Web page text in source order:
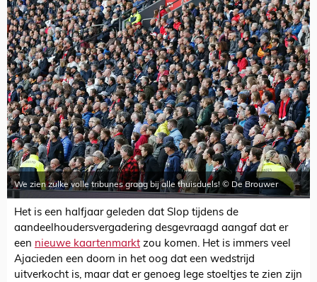
We zien zulke volle tribunes graag bij alle thuisduels! © De Brouwer
Het is een halfjaar geleden dat Slop tijdens de
aandeelhoudersvergadering desgevraagd aangaf dat er
een nieuwe kaartenmarkt zou komen. Het is immers veel
Ajacieden een doorn in het oog dat een wedstrijd
uitverkocht is, maar dat er genoeg lege stoeltjes te zien zijn